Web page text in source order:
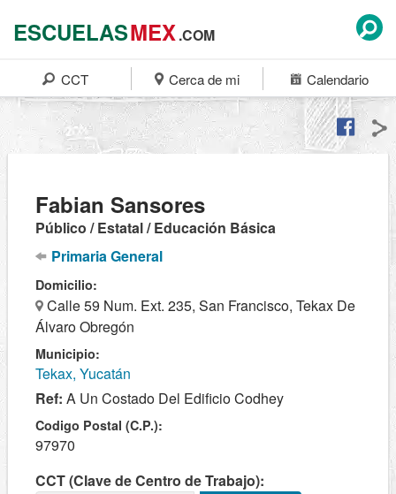
ESCUELASMEX.COM
CCT Cerca de mi Calendario
Fabian Sansores
Público / Estatal / Educación Básica
Primaria General
Domicilio:
Calle 59 Num. Ext. 235, San Francisco, Tekax De
Álvaro Obregón
Municipio:
Tekax, Yucatán
Ref: A Un Costado Del Edificio Codhey
Codigo Postal (C.P.):
97970
CCT (Clave de Centro de Trabajo):